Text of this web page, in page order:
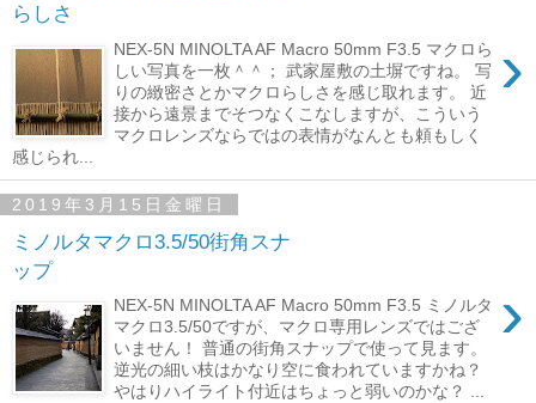
らしさ
›
NEX-5N MINOLTA AF Macro 50mm F3.5 マクロら
しい写真を一枚＾＾； 武家屋敷の土塀ですね。 写
りの緻密さとかマクロらしさを感じ取れます。 近
接から遠景までそつなくこなしますが、こういう
マクロレンズならではの表情がなんとも頼もしく
感じられ...
2019年3月15日金曜日
ミノルタマクロ3.5/50街角スナ
ップ
›
NEX-5N MINOLTA AF Macro 50mm F3.5 ミノルタ
マクロ3.5/50ですが、マクロ専用レンズではござ
いません！ 普通の街角スナップで使って見ます。
逆光の細い枝はかなり空に食われていますかね？
やはりハイライト付近はちょっと弱いのかな？ ...